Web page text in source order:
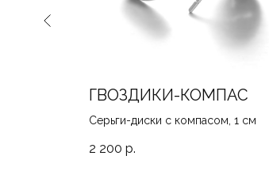
ГВОЗДИКИ-КОМПАС
Серьги-диски с компасом, 1 см
2 200 р.